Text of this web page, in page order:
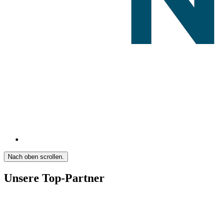
Nach oben scrollen.
Unsere Top-Partner